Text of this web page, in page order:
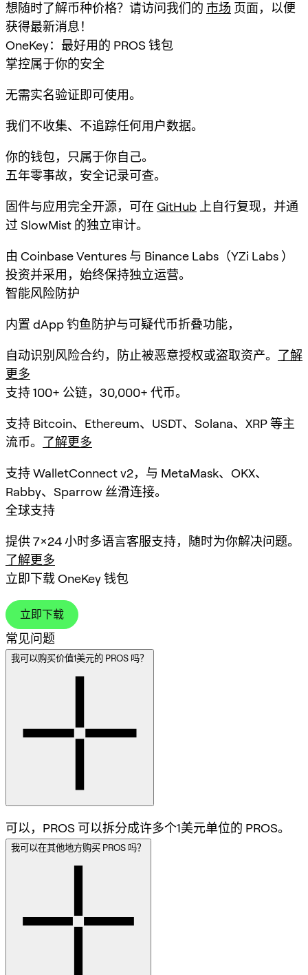
想随时了解币种价格？请访问我们的 市场 页面，以便
获得最新消息！
OneKey：最好用的 PROS 钱包
掌控属于你的安全
无需实名验证即可使用。
我们不收集、不追踪任何用户数据。
你的钱包，只属于你自己。
五年零事故，安全记录可查。
固件与应用完全开源，可在 GitHub 上自行复现，并通
过 SlowMist 的独立审计。
由 Coinbase Ventures 与 Binance Labs（YZi Labs ）
投资并采用，始终保持独立运营。
智能风险防护
内置 dApp 钓鱼防护与可疑代币折叠功能，
自动识别风险合约，防止被恶意授权或盗取资产。 了解
更多
支持 100+ 公链，30,000+ 代币。
支持 Bitcoin、Ethereum、USDT、Solana、XRP 等主
流币。 了解更多
支持 WalletConnect v2，与 MetaMask、OKX、
Rabby、Sparrow 丝滑连接。
全球支持
提供 7×24 小时多语言客服支持，随时为你解决问题。
了解更多
立即下载 OneKey 钱包
立即下载
常见问题
我可以购买价值1美元的 PROS 吗？
可以，PROS 可以拆分成许多个1美元单位的 PROS。
我可以在其他地方购买 PROS 吗？